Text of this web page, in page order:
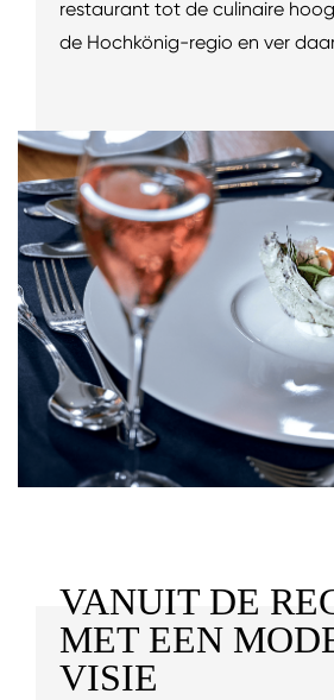
restaurant tot de culinaire
de Hochkönig-regio en ver
VANUIT DE
MET EEN
VISIE